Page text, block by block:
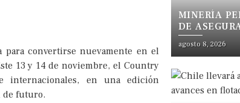
para convertirse nuevamente en el
13 y 14 de noviembre, el Country
internacionales, en una edición
de futuro.
MINERÍA
DE
EXPANSIÓN
agosto 8, 2026